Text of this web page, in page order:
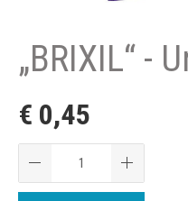
„BRIXIL“ -
€ 0,45